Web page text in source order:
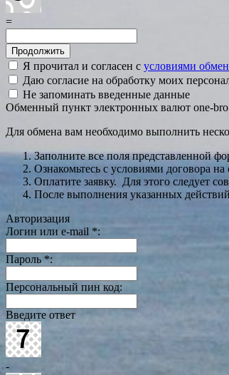
=
Я прочитал и согласен с условиями
Даю согласие на обработку моих
Не запоминать введенные данные
Обменный пункт электронных валют one-
Для обмена вам необходимо выполнить
Заполните все поля представленной
Ознакомьтесь с условиями договора
Оплатите заявку. Для этого следует
После выполнения указанных
Авторизация
Логин или e-mail *:
Пароль *:
Персональный пин код:
Введите ответ
-